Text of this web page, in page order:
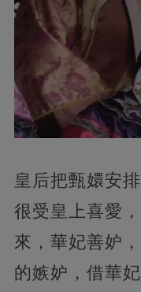
皇后把甄嬛安
很受皇上喜愛
來，華妃善妒
的嫉妒，借華